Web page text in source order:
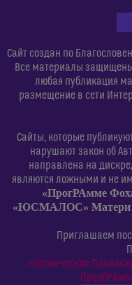
Сайт создан по
Все материалы
любая публикация
размещение в сети
Сайты, которые
нарушают закон об
направлена на
являются ложными и не
«ПрогРАмме
«ЮСМАЛОС»
Приглашаем
«Космическое